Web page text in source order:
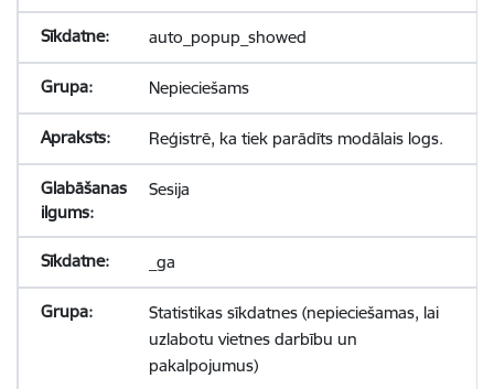
auto_popup_showed
Nepieciešams
Reģistrē, ka tiek parādīts modālais logs.
Sesija
_ga
Statistikas sīkdatnes (nepieciešamas, lai
uzlabotu vietnes darbību un
pakalpojumus)